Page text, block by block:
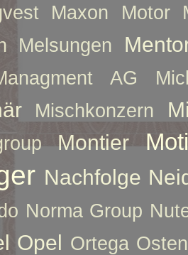
Maxon Motor
Melsungen
AG
Mischkonzern
Montier
Nachfolge
Norma Group
Opel Ortega Osten